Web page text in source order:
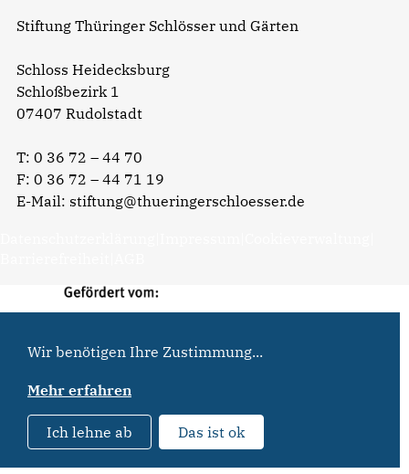
Stiftung Thüringer Schlösser und Gärten
Schloss Heidecksburg
Schloßbezirk 1
07407 Rudolstadt
T: 0 36 72 – 44 70
F: 0 36 72 – 44 71 19
E-Mail: stiftung@thueringerschloesser.de
Wir benötigen Ihre Zustimmung...
Mehr erfahren
Ich lehne ab Das ist ok